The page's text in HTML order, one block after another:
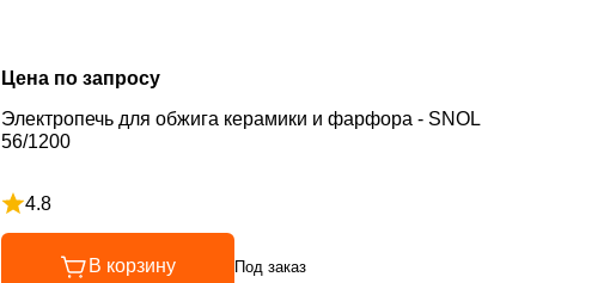
Цена по запросу
Электропечь для обжига керамики и фарфора - SNOL
56/1200
4.8
Рейтинг 4.8 из 5
В корзину Под заказ